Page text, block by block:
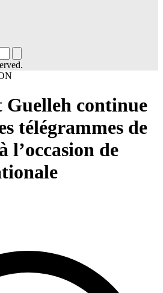
Guelleh continue
télégrammes de
l’occasion de